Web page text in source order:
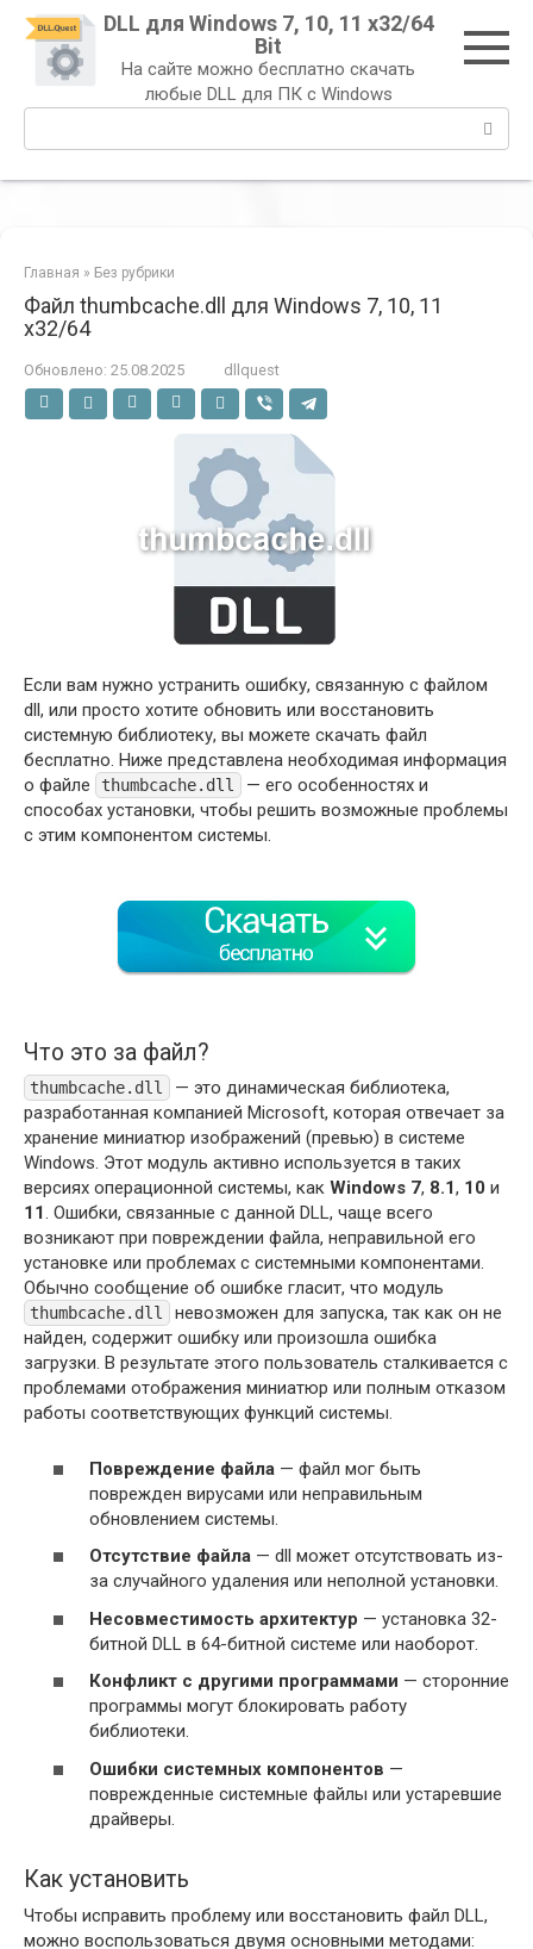
Перейти
контенту
DLL для Windows 7, 10, 11 x32/64
Bit
На сайте можно бесплатно скачать
любые DLL для ПК с Windows
Главная » Без рубрики
Файл thumbcache.dll для Windows 7, 10, 11
x32/64
Обновлено: 25.08.2025 dllquest
Если вам нужно устранить ошибку, связанную с файлом
dll, или просто хотите обновить или восстановить
системную библиотеку, вы можете скачать файл
бесплатно. Ниже представлена необходимая информация
о файле
thumbcache.dll
— его особенностях и
способах установки, чтобы решить возможные проблемы
с этим компонентом системы.
Что это за файл?
thumbcache.dll
— это динамическая библиотека,
разработанная компанией Microsoft, которая отвечает за
хранение миниатюр изображений (превью) в системе
Windows. Этот модуль активно используется в таких
версиях операционной системы, как Windows 7, 8.1, 10 и
11. Ошибки, связанные с данной DLL, чаще всего
возникают при повреждении файла, неправильной его
установке или проблемах с системными компонентами.
Обычно сообщение об ошибке гласит, что модуль
thumbcache.dll
невозможен для запуска, так как он не
найден, содержит ошибку или произошла ошибка
загрузки. В результате этого пользователь сталкивается с
проблемами отображения миниатюр или полным отказом
работы соответствующих функций системы.
Повреждение файла — файл мог быть
поврежден вирусами или неправильным
обновлением системы.
Отсутствие файла — dll может отсутствовать из-
за случайного удаления или неполной установки.
Несовместимость архитектур — установка 32-
битной DLL в 64-битной системе или наоборот.
Конфликт с другими программами — сторонние
программы могут блокировать работу
библиотеки.
Ошибки системных компонентов —
поврежденные системные файлы или устаревшие
драйверы.
Как установить
Чтобы исправить проблему или восстановить файл DLL,
можно воспользоваться двумя основными методами: